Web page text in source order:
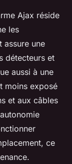
Ajax réside
les
assure une
détecteurs et
aussi à une
moins exposé
et aux câbles
ce